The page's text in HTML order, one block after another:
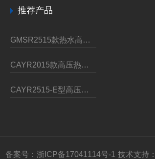
推荐产品
GMSR2515款热水高压清洗机
CAYR2015款高压热水清洗机
CAYR2515-E型高压热水清洗机
备案号：浙ICP备17041114号-1 技术支持：